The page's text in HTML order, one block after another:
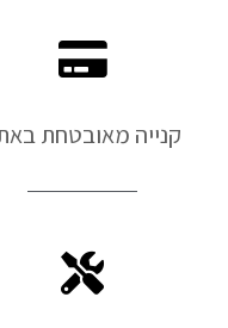
קנייה מאובטחת